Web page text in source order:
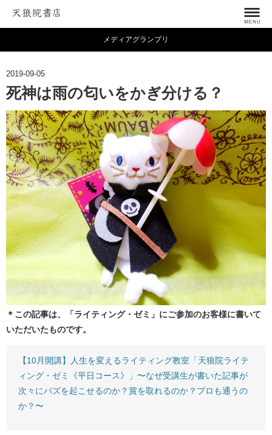
メディアグランプリ
2019-09-05
死神は雨の匂いをかぎ分ける？
＊この記事は、「ライティング・ゼミ」にご参加のお客様に書いて
いただいたものです。
【10月開講】人生を変えるライティング教室「天狼院ライテ
ィング・ゼミ《平日コース》」〜なぜ受講生が書いた記事が
次々にバズを起こせるのか？賞を取れるのか？プロも通うの
か？〜